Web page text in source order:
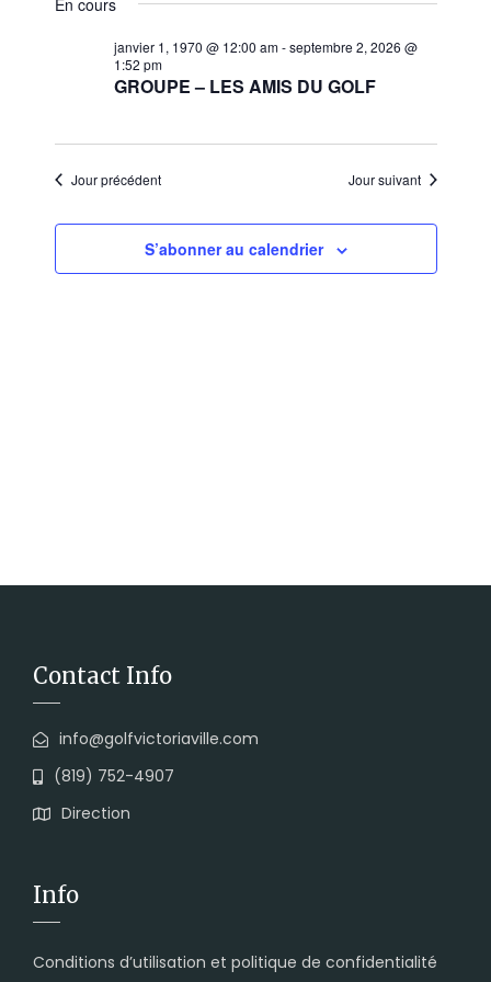
de
une
GROUPE – LES AMIS DU GOLF
janvier 1, 1970 @ 12:00 am-septembre 2, 2026 @
1:52 pm
Jour précédent Jour suivant
S’abonner au calendrier
Contact Info
info@golfvictoriaville.com
(819) 752-4907
Direction
Info
Conditions d’utilisation et politique de confidentialité